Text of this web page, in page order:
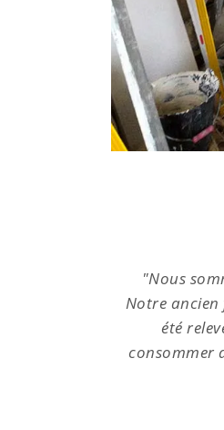
"Nous
Notre
été
consommer